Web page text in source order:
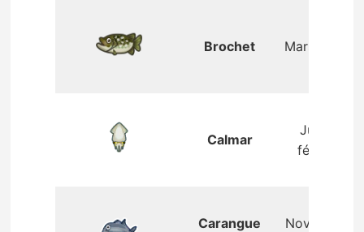
Brochet Mars – juin
Calmar
Juin –
février
Carangue
Novembre